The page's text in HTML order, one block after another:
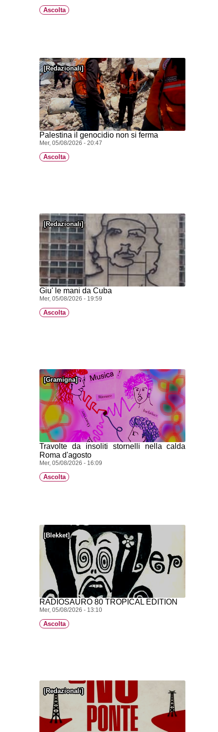
Ascolta
Palestina il genocidio non si ferma
Mer, 05/08/2026 - 20:47
Redazionali
Ascolta
Giu' le mani da Cuba
Mer, 05/08/2026 - 19:59
Redazionali
Ascolta
Travolte da insoliti stornelli nella calda
Roma d'agosto
Mer, 05/08/2026 - 16:09
Gramigna
Ascolta
RADIOSAURO 80 TROPICAL EDITION
Mer, 05/08/2026 - 13:10
Blekket
Ascolta
Redazionali